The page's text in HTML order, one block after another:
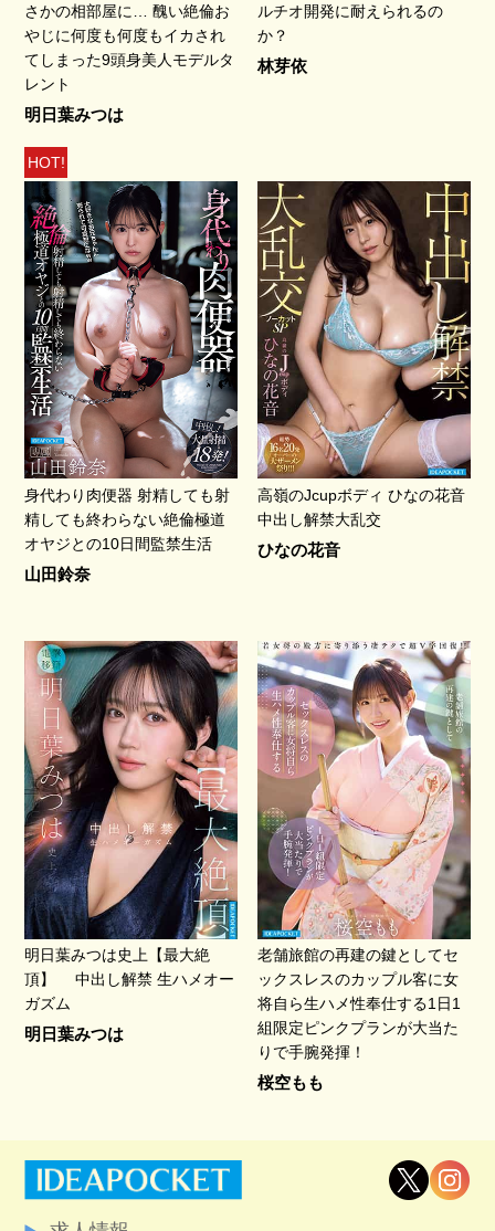
さかの相部屋に… 醜い絶倫お
やじに何度も何度もイカされ
てしまった9頭身美人モデルタ
レント
明日葉みつは
ルチオ開発に耐えられるの
か？
林芽依
HOT!
身代わり肉便器 射精しても射
精しても終わらない絶倫極道
オヤジとの10日間監禁生活
山田鈴奈
高嶺のJcupボディ ひなの花音
中出し解禁大乱交
ひなの花音
明日葉みつは史上【最大絶
頂】 中出し解禁 生ハメオー
ガズム
明日葉みつは
老舗旅館の再建の鍵としてセ
ックスレスのカップル客に女
将自ら生ハメ性奉仕する1日1
組限定ピンクプランが大当た
りで手腕発揮！
桜空もも